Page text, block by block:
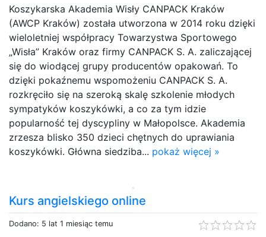
Koszykarska Akademia Wisły CANPACK Kraków
(AWCP Kraków) została utworzona w 2014 roku dzięki
wieloletniej współpracy Towarzystwa Sportowego
„Wisła” Kraków oraz firmy CANPACK S. A. zaliczającej
się do wiodącej grupy producentów opakowań. To
dzięki pokaźnemu wspomożeniu CANPACK S. A.
rozkręciło się na szeroką skalę szkolenie młodych
sympatyków koszykówki, a co za tym idzie
popularność tej dyscypliny w Małopolsce. Akademia
zrzesza blisko 350 dzieci chętnych do uprawiania
koszykówki. Główna siedziba... pokaż więcej »
Kurs angielskiego online
Dodano: 5 lat 1 miesiąc temu